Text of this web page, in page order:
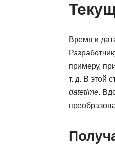
Время и
примеру,
т. д. В этой
datetime.